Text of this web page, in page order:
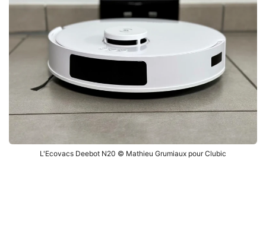
L'Ecovacs Deebot N20 © Mathieu Grumiaux pour Clubic